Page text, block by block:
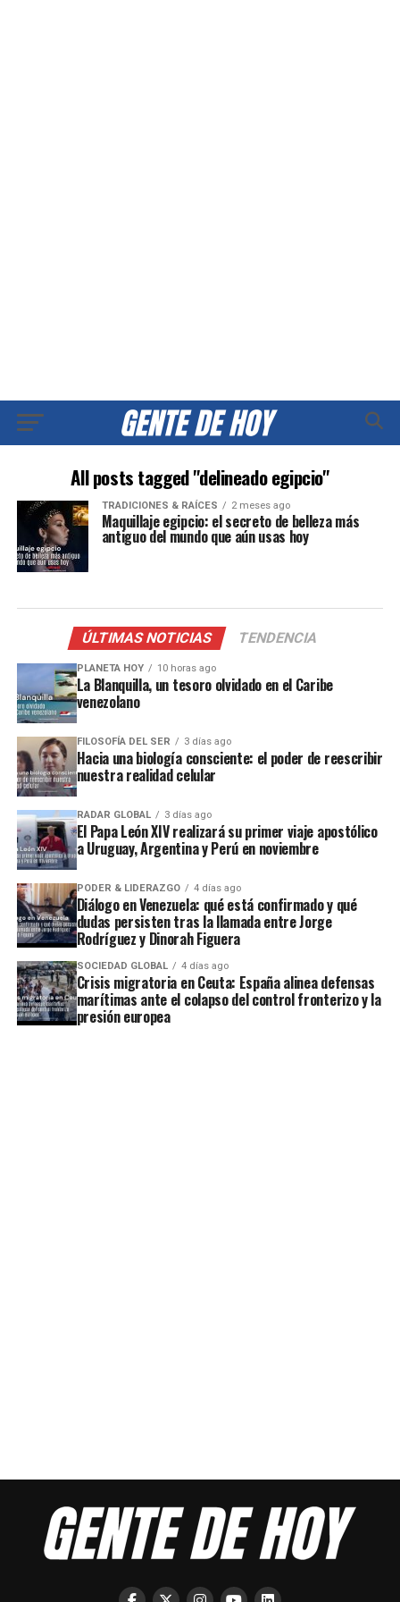
All posts tagged "delineado egipcio"
TRADICIONES & RAÍCES 2 meses ago
Maquillaje egipcio: el secreto de belleza más
antiguo del mundo que aún usas hoy
ÚLTIMAS NOTICIAS TENDENCIA
PLANETA HOY 10 horas ago
La Blanquilla, un tesoro olvidado en el Caribe
venezolano
FILOSOFÍA DEL SER 3 días ago
Hacia una biología consciente: el poder de reescribir
nuestra realidad celular
RADAR GLOBAL 3 días ago
El Papa León XIV realizará su primer viaje apostólico
a Uruguay, Argentina y Perú en noviembre
PODER & LIDERAZGO 4 días ago
Diálogo en Venezuela: qué está confirmado y qué
dudas persisten tras la llamada entre Jorge
Rodríguez y Dinorah Figuera
SOCIEDAD GLOBAL 4 días ago
Crisis migratoria en Ceuta: España alinea defensas
marítimas ante el colapso del control fronterizo y la
presión europea